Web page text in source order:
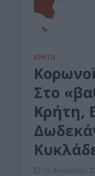
ΚΡΗΤΗ
Στο
Κρήτη,
12 Αυγούστου